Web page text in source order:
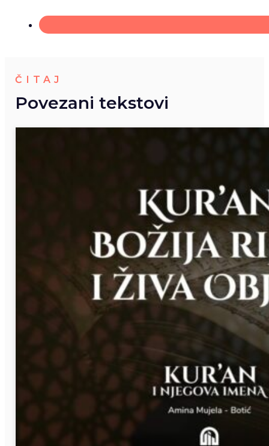
ČITAJ
Povezani tekstovi